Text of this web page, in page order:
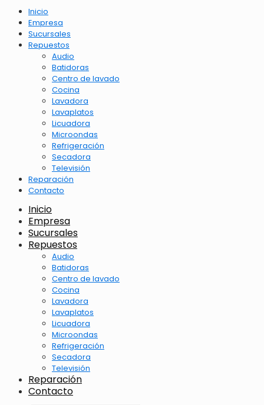
Inicio
Empresa
Sucursales
Repuestos
Audio
Batidoras
Centro de lavado
Cocina
Lavadora
Lavaplatos
Licuadora
Microondas
Refrigeración
Secadora
Televisión
Reparación
Contacto
Inicio
Empresa
Sucursales
Repuestos
Audio
Batidoras
Centro de lavado
Cocina
Lavadora
Lavaplatos
Licuadora
Microondas
Refrigeración
Secadora
Televisión
Reparación
Contacto